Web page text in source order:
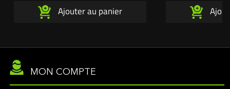
Ajouter au panier
MON COMPTE